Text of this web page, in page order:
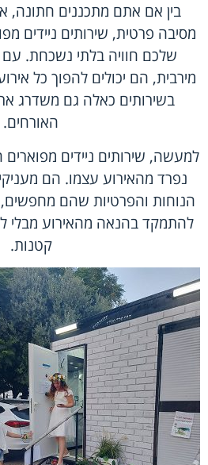
בין אם אתם מתכננים חתונה,
מסיבה פרטית, שירותים ניידים
שלכם חוויה בלתי נשכחת. עם
מירבית, הם יכולים להפוך כל
בשירותים כאלה גם משדרג
האורחים.
למעשה, שירותים ניידים
נפרד מהאירוע עצמו. הם
הנוחות והפרטיות שהם
להתמקד בהנאה מהאירוע מבלי
קטנות.